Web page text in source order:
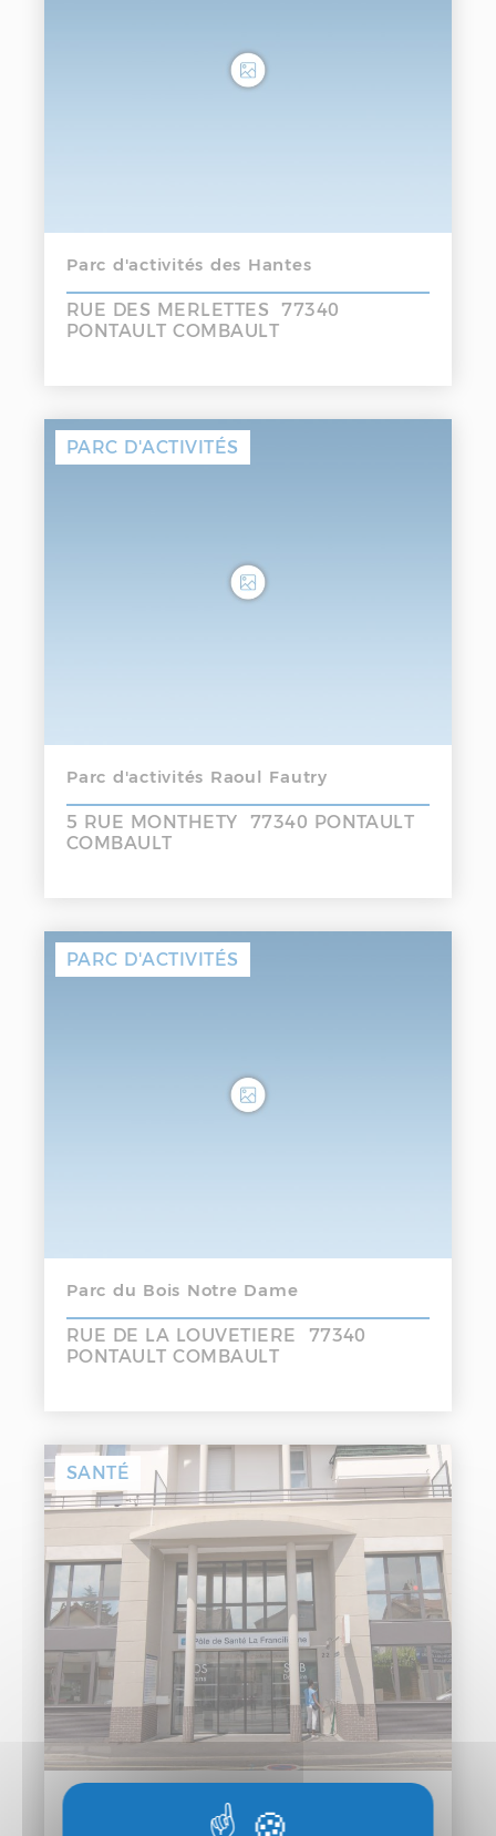
Parc d'activités des Hantes
RUE DES MERLETTES 77340
PONTAULT COMBAULT
PARC D'ACTIVITÉS
Parc d'activités Raoul Fautry
5 RUE MONTHETY 77340 PONTAULT
COMBAULT
PARC D'ACTIVITÉS
Parc du Bois Notre Dame
RUE DE LA LOUVETIERE 77340
PONTAULT COMBAULT
SANTÉ
Pole Sante La Francilienne